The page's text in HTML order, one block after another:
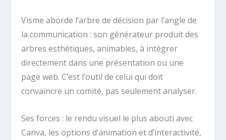
Visme aborde l’arbre de décision par l’angle de
la communication : son générateur produit des
arbres esthétiques, animables, à intégrer
directement dans une présentation ou une
page web. C’est l’outil de celui qui doit
convaincre un comité, pas seulement analyser.
Ses forces : le rendu visuel le plus abouti avec
Canva, les options d’animation et d’interactivité,